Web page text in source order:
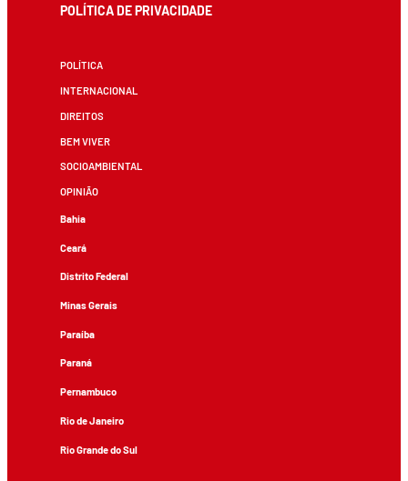
POLÍTICA DE PRIVACIDADE
POLÍTICA
INTERNACIONAL
DIREITOS
BEM VIVER
SOCIOAMBIENTAL
OPINIÃO
Bahia
Ceará
Distrito Federal
Minas Gerais
Paraíba
Paraná
Pernambuco
Rio de Janeiro
Rio Grande do Sul